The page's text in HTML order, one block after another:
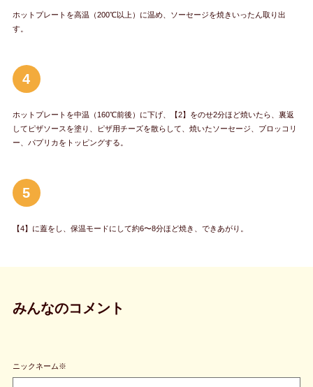
ホットプレートを高温（200℃以上）に温め、ソーセージを焼きいったん取り出
す。
4
ホットプレートを中温（160℃前後）に下げ、【2】をのせ2分ほど焼いたら、裏返
してピザソースを塗り、ピザ用チーズを散らして、焼いたソーセージ、ブロッコリ
ー、パプリカをトッピングする。
5
【4】に蓋をし、保温モードにして約6〜8分ほど焼き、できあがり。
みんなのコメント
ニックネーム※